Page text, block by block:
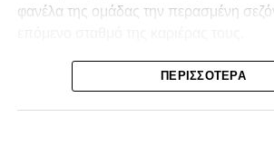
φανέλα της ομάδας την περασμένη
Ο λόγος για τον Βασίλη Τρούμπουλο
Στάγκο, οι οποίοι θα συνεχίσουν μαζί
ΠΕΡΙΣΣΌΤΕΡΑ